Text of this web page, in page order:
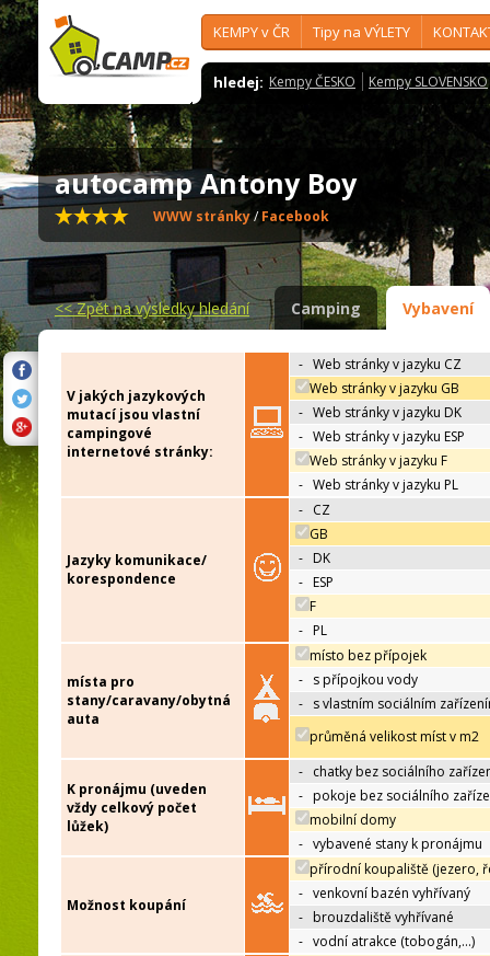
KEMPY v ČR Tipy na VÝLETY
hledej: Kempy ČESKO Kempy SLOVENSKO
autocamp Antony Boy
WWW stránky/Facebook
<<Zpět na výsledky hledání Camping Vybavení
V jakých jazykových
mutací jsou vlastní
campingové
internetové stránky:
- Web stránky v jazyku CZ
Web stránky v jazyku GB
- Web stránky v jazyku DK
- Web stránky v jazyku ESP
Web stránky v jazyku F
- Web stránky v jazyku PL
Jazyky komunikace/
korespondence
- CZ
GB
- DK
- ESP
F
- PL
místa pro
stany/caravany/obytná
auta
místo bez přípojek
- s přípojkou vody
- s vlastním sociálním
průměná velikost míst v m2
K pronájmu (uveden
vždy celkový počet
lůžek)
- chatky bez sociálního
- pokoje bez sociálního
mobilní domy
- vybavené stany k pronájmu
Možnost koupání
přírodní koupaliště (jezero,
- venkovní bazén vyhřívaný
- brouzdaliště vyhřívané
- vodní atrakce (tobogán,…)